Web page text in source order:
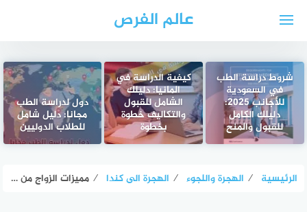
عالم الفرص
شروط دراسة الطب
في السعودية
للأجانب 2025:
دليلك الكامل
للقبول والمنح
كيفية الدراسة في
المانيا: دليلك
الشامل للقبول
والتكاليف خطوة
بخطوة
دول لدراسة الطب
مجانا: دليل شامل
للطلاب الدوليين
الرئيسية ⁄ الهجرة واللجوء ⁄ الهجرة الى كندا ⁄ مميزات الزواج من كندية: الفوائد الاجتماعية والقانونية والتعليمية الحقيقية